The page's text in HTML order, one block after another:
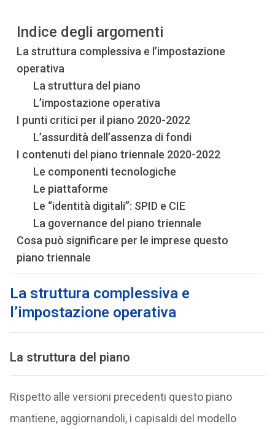
Indice degli argomenti
La struttura complessiva e l’impostazione
operativa
La struttura del piano
L’impostazione operativa
I punti critici per il piano 2020-2022
L’assurdità dell’assenza di fondi
I contenuti del piano triennale 2020-2022
Le componenti tecnologiche
Le piattaforme
Le “identità digitali”: SPID e CIE
La governance del piano triennale
Cosa può significare per le imprese questo
piano triennale
La struttura complessiva e
l’impostazione operativa
La struttura del piano
Rispetto alle versioni precedenti questo piano
mantiene, aggiornandoli, i capisaldi del modello